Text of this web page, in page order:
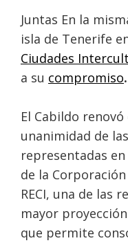
Juntas En la
isla de Tenerife
Ciudades
a su compromiso.
El Cabildo
unanimidad de
representadas
de la
RECI, una de las
mayor
que permite